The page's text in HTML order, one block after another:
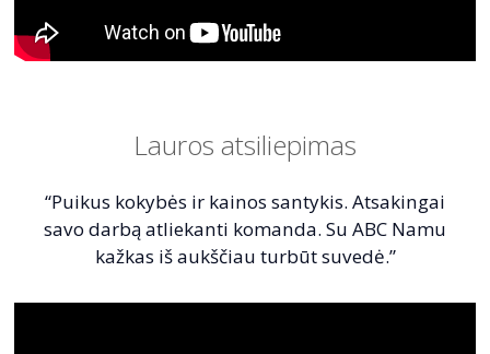
Lauros atsiliepimas
“Puikus kokybės ir kainos santykis. Atsakingai
savo darbą atliekanti komanda. Su ABC Namu
kažkas iš aukščiau turbūt suvedė.”